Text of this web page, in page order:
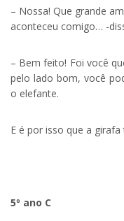
– Nossa! Que grande
aconteceu comigo… -
– Bem feito! Foi você
pelo lado bom, você
o elefante.
E é por isso que a
5º ano C